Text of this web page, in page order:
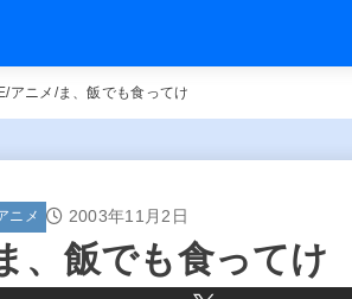
アニメ ま、飯でも食ってけ
ニメ 2003年11月2日
、飯でも食ってけ